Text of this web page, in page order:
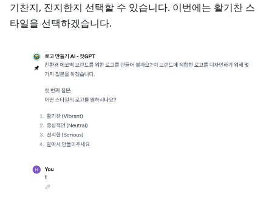
기찬지, 진지한지 선택할 수 있습니다. 이번에는 활기찬 스
타일을 선택하겠습니다.